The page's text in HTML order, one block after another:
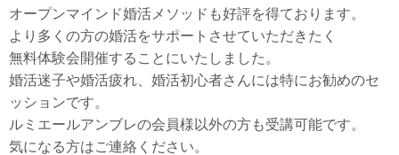
オープンマインド婚活メソッドも好評を得ております。
より多くの方の婚活をサポートさせていただきたく
無料体験会開催することにいたしました。
婚活迷子や婚活疲れ、婚活初心者さんには特にお勧めのセ
ッションです。
ルミエールアンブレの会員様以外の方も受講可能です。
気になる方はご連絡ください。